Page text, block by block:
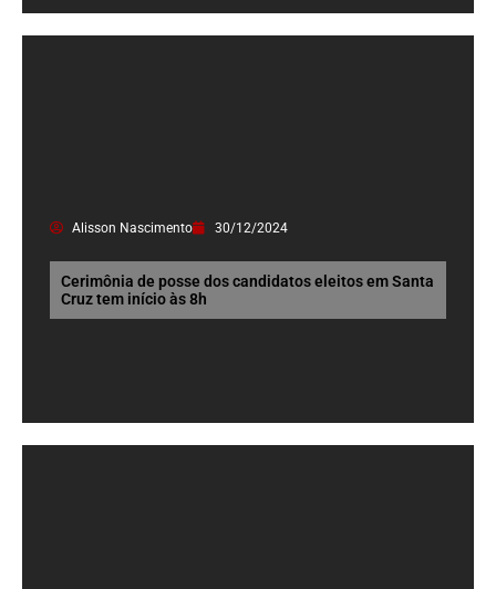
Alisson Nascimento 30/12/2024
Cerimônia de posse dos candidatos eleitos em Santa
Cruz tem início às 8h